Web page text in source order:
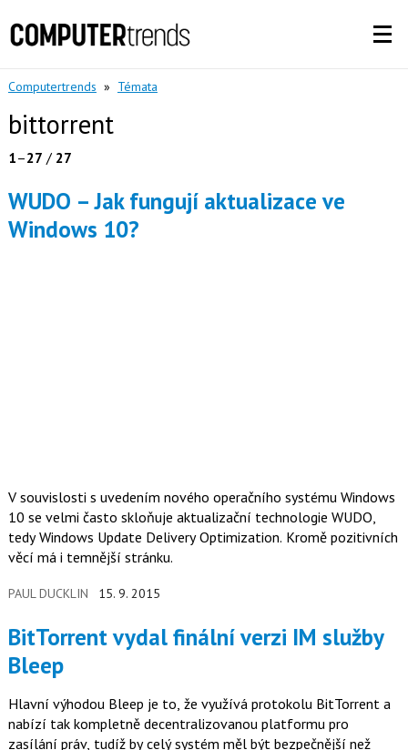
Computertrends » Témata
bittorrent
1–27 / 27
WUDO – Jak fungují aktualizace ve
Windows 10?
V souvislosti s uvedením nového operačního systému Windows
10 se velmi často skloňuje aktualizační technologie WUDO,
tedy Windows Update Delivery Optimization. Kromě pozitivních
věcí má i temnější stránku.
PAUL DUCKLIN 15. 9. 2015
BitTorrent vydal finální verzi IM služby
Bleep
Hlavní výhodou Bleep je to, že využívá protokolu BitTorrent a
nabízí tak kompletně decentralizovanou platformu pro
zasílání práv, tudíž by celý systém měl být bezpečnější než